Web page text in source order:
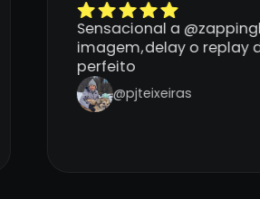
Sensacional a
imagem,delay o replay de
perfeito
@pjteixeiras